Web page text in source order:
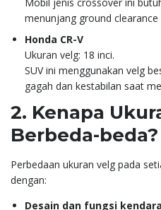
menunjang ground
Honda CR-V
Ukuran velg: 18 inci.
SUV ini menggunakan velg
gagah dan kestabilan saat
2. Kenapa
Berbeda-beda?
Perbedaan ukuran velg pada
dengan:
Desain dan fungsi